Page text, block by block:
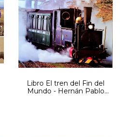
Libro El tren del Fin del
Mundo - Hernán Pablo